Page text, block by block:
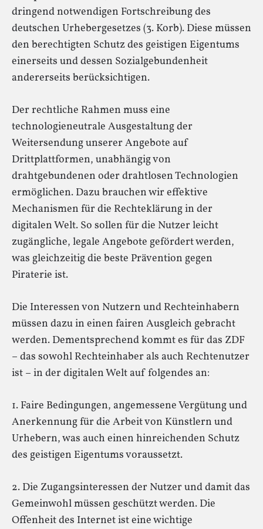
dringend notwendigen Fortschreibung des
deutschen Urhebergesetzes (3. Korb). Diese müssen
den berechtigten Schutz des geistigen Eigentums
einerseits und dessen Sozialgebundenheit
andererseits berücksichtigen.
Der rechtliche Rahmen muss eine
technologieneutrale Ausgestaltung der
Weitersendung unserer Angebote auf
Drittplattformen, unabhängig von
drahtgebundenen oder drahtlosen Technologien
ermöglichen. Dazu brauchen wir effektive
Mechanismen für die Rechteklärung in der
digitalen Welt. So sollen für die Nutzer leicht
zugängliche, legale Angebote gefördert werden,
was gleichzeitig die beste Prävention gegen
Piraterie ist.
Die Interessen von Nutzern und Rechteinhabern
müssen dazu in einen fairen Ausgleich gebracht
werden. Dementsprechend kommt es für das ZDF
– das sowohl Rechteinhaber als auch Rechtenutzer
ist – in der digitalen Welt auf folgendes an:
1. Faire Bedingungen, angemessene Vergütung und
Anerkennung für die Arbeit von Künstlern und
Urhebern, was auch einen hinreichenden Schutz
des geistigen Eigentums voraussetzt.
2. Die Zugangsinteressen der Nutzer und damit das
Gemeinwohl müssen geschützt werden. Die
Offenheit des Internet ist eine wichtige